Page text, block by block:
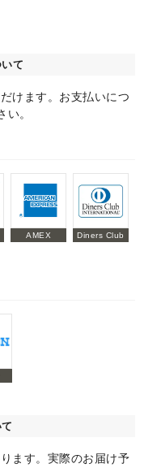
て
けます。お支払いにつ
い。
AMEX Diners Club
ます。実際のお届け予